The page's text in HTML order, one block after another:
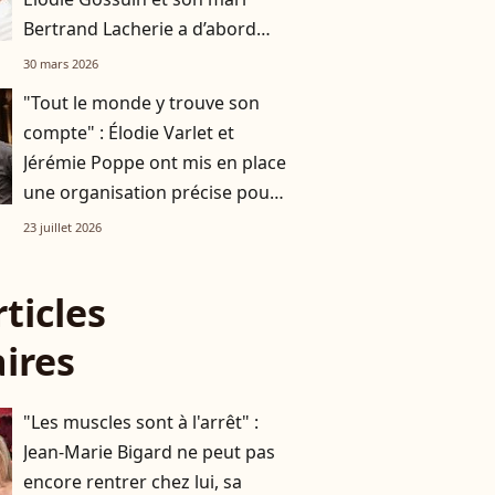
Bertrand Lacherie a d’abord
laissé tout le monde perplexe ?
30 mars 2026
"Tout le monde y trouve son
compte" : Élodie Varlet et
Jérémie Poppe ont mis en place
une organisation précise pour
leurs enfants quand ils ne sont
23 juillet 2026
"Les muscles sont à l'arrêt" :
Jean-Marie Bigard ne peut pas
encore rentrer chez lui, sa